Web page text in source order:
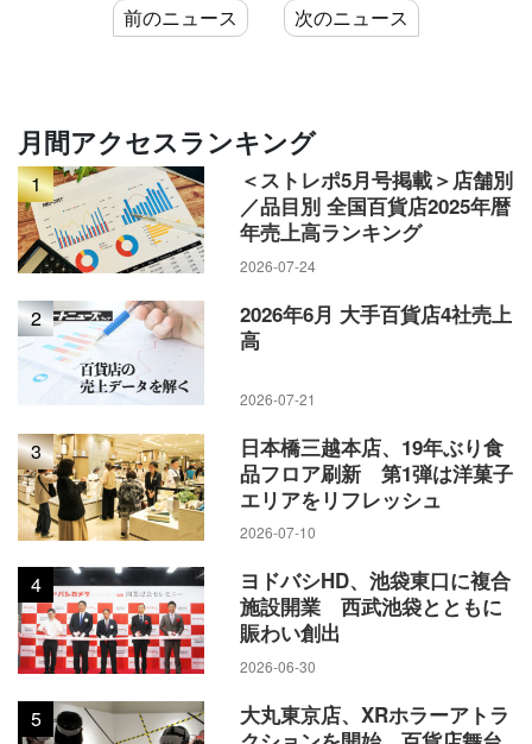
前のニュース 次のニュース
月間アクセスランキング
1
＜ストレポ5月号掲載＞店舗別
／品目別 全国百貨店2025年暦
年売上高ランキング
2026-07-24
2
2026年6月 大手百貨店4社売上
高
2026-07-21
3
日本橋三越本店、19年ぶり食
品フロア刷新 第1弾は洋菓子
エリアをリフレッシュ
2026-07-10
4
ヨドバシHD、池袋東口に複合
施設開業 西武池袋とともに
賑わい創出
2026-06-30
5
大丸東京店、XRホラーアトラ